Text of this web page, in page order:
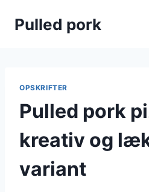
Pulled pork
OPSKRIFTER
Pulled pork
kreativ og
variant